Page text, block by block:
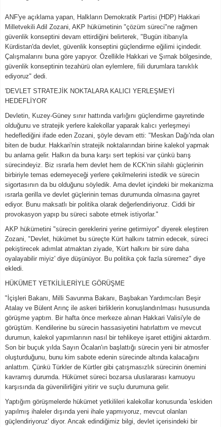
ANF'ye açıklama yapan, Halkların Demokratik Partisi (HDP) Hakkari
Milletvekili Adil Zozani, AKP hükümetinin "çözüm süreci"ne rağmen
güvenlik konseptini devam ettirdiğini belirterek, "Bugün itibarıyla
Kürdistan'da devlet, güvenlik konseptini güçlendirme eğilimi içindedir.
Çalışmalarını buna göre yapıyor. Özellikle Hakkari ve Şırnak bölgesinde,
güvenlik konseptinin tezahürü olan eylemlere, fiili durumlara tanıklık
ediyoruz" dedi.
'DEVLET STRATEJİK NOKTALARA KALICI YERLEŞMEYİ
HEDEFLİYOR'
Devletin, Kuzey-Güney sınır hattında varlığını güçlendirme gayretinde
olduğunu ve stratejik yerlere kalekollar yaparak kalıcı yerleşmeyi
hedeflediğini ifade eden Zozani, şöyle devam etti: "Meskan Dağı'nda olan
biten de budur. Hakkari'nin stratejik noktalarından birine kalekol yapmak
bu anlama gelir. Halkın da buna karşı sert tepkisi var çünkü barış
sürecindeyiz. Biz ısrarla hem devlet hem de KCK'nin silahlı güçlerinin
birbiriyle temas edemeyeceği yerlere çekilmelerini istedik ve sürecin
sigortasının da bu olduğunu söyledik. Ama devlet içindeki bir mekanizma
ısrarla gerilla ve devlet güçlerinin temas durumunda olmasına gayret
ediyor. Bunu maksatlı bir politika olarak değerlendiriyoruz. Ciddi bir
provokasyon yapıp bu süreci sabote etmek istiyorlar."
AKP hükümetini "sürecin gereklerini yerine getirmiyor" diyerek eleştiren
Zozani, "Devlet, hükümet bu süreçte Kürt halkını tatmin edecek, süreci
pekiştirecek adımlat atmaktan ziyade, 'Kürt halkını bir süre daha
oyalayabilir miyiz' diye düşünüyor. Bu politika çok fazla süremez" diye
ekledi.
HÜKÜMET YETKİLİLERİYLE GÖRÜŞME
"İçişleri Bakanı, Milli Savunma Bakanı, Başbakan Yardımcıları Beşir
Atalay ve Bülent Arınç ile askeri birliklerin konuşlandırılması hususunda
görüşme yaptım. Bir hafta önce merkeze alınan Hakkari Valisi'yle de
görüştüm. Kendilerine bu sürecin hassasiyetini hatırlattım ve mevcut
durumun, kalekol yapımlarının nasıl bir tehlikeye işaret ettiğini aktardım.
Son bir buçuk yılda Sayın Öcalan'ın başlattığı sürecin yeni bir atmosfer
oluşturduğunu, bunu kim sabote edenin sürecinde altında kalacağını
anlattım. Çünkü Türkler de Kürtler gibi çatışmasızlık sürecinin önemini
kavramış durumda. Hükümet süreci bozarsa uluslararası kamuoyu
karşısında da güvenilirliğini yitirir ve suçlu durumuna gelir.
Yaptığım görüşmelerde hükümet yetkilileri kalekollar konusunda 'eskiden
yapılmış ihaleler dışında yeni ihale yapmıyoruz, mevcut olanları
güçlendiriyoruz' diyor. Ancak edindiğimiz bilgi, devlet içerisindeki bir